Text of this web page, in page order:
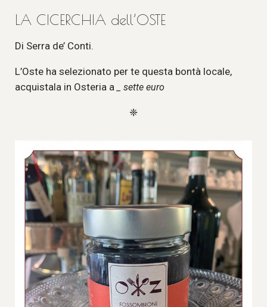
LA CICERCHIA dell’OSTE
Di Serra de’ Conti.
L’Oste ha selezionato per te questa bontà locale,
acquistala in Osteria a
_ sette euro
❈